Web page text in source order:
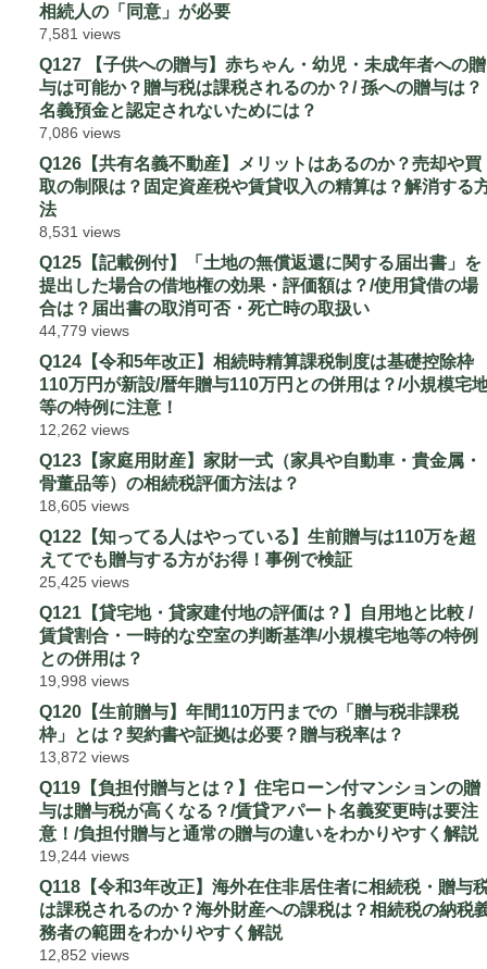
相続人の「同意」が必要
7,581 views
Q127 【子供への贈与】赤ちゃん・幼児・未成年者への贈
与は可能か？贈与税は課税されるのか？/ 孫への贈与は？
名義預金と認定されないためには？
7,086 views
Q126【共有名義不動産】メリットはあるのか？売却や買
取の制限は？固定資産税や賃貸収入の精算は？解消する
法
8,531 views
Q125【記載例付】「土地の無償返還に関する届出書」を
提出した場合の借地権の効果・評価額は？/使用貸借の場
合は？届出書の取消可否・死亡時の取扱い
44,779 views
Q124【令和5年改正】相続時精算課税制度は基礎控除枠
110万円が新設/暦年贈与110万円との併用は？/小規模宅
等の特例に注意！
12,262 views
Q123【家庭用財産】家財一式（家具や自動車・貴金属・
骨董品等）の相続税評価方法は？
18,605 views
Q122【知ってる人はやっている】生前贈与は110万を超
えてでも贈与する方がお得！事例で検証
25,425 views
Q121【貸宅地・貸家建付地の評価は？】自用地と比較 /
賃貸割合・一時的な空室の判断基準/小規模宅地等の特例
との併用は？
19,998 views
Q120【生前贈与】年間110万円までの「贈与税非課税
枠」とは？契約書や証拠は必要？贈与税率は？
13,872 views
Q119【負担付贈与とは？】住宅ローン付マンションの贈
与は贈与税が高くなる？/賃貸アパート名義変更時は要注
意！/負担付贈与と通常の贈与の違いをわかりやすく解説
19,244 views
Q118【令和3年改正】海外在住非居住者に相続税・贈与
は課税されるのか？海外財産への課税は？相続税の納税
務者の範囲をわかりやすく解説
12,852 views